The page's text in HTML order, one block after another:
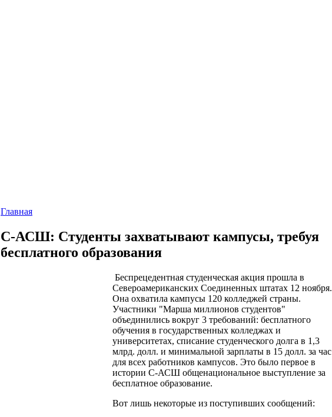
Главная
С-АСШ: Студенты захватывают кампусы, требуя
бесплатного образования
Беспрецедентная студенческая акция прошла в
Североамериканских Соединенных штатах 12 ноября.
Она охватила кампусы 120 колледжей страны.
Участники "Марша миллионов студентов"
объединились вокруг 3 требований: бесплатного
обучения в государственных колледжах и
университетах, списание студенческого долга в 1,3
млрд. долл. и минимальной зарплаты в 15 долл. за час
для всех работников кампусов. Это было первое в
истории С-АСШ общенациональное выступление за
бесплатное образование.
Вот лишь некоторые из поступивших сообщений: